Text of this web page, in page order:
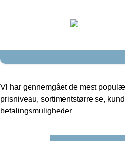
Vi har gennemgået de mest
prisniveau, sortimentstørrelse,
betalingsmuligheder.